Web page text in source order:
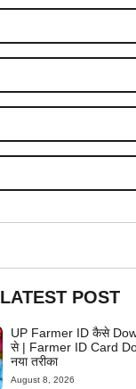
LATEST POST
UP Farmer ID कैसे
से | Farmer ID Card
नया तरीका
August 8, 2026